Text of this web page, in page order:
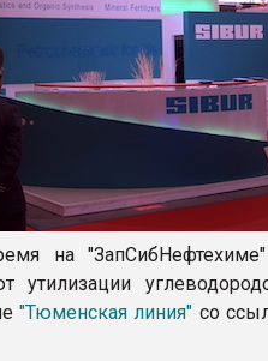
на
утилизации
"Тюменская линия" со